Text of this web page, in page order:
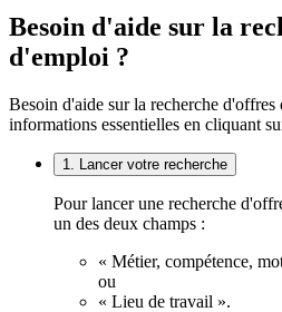
Besoin d'aide sur la
d'emploi ?
Besoin d'aide sur la recherche d'offres
informations essentielles en cliquant
1. Lancer votre recherche
Pour lancer une recherche
un des deux champs :
« Métier, compétence,
ou
« Lieu de travail ».